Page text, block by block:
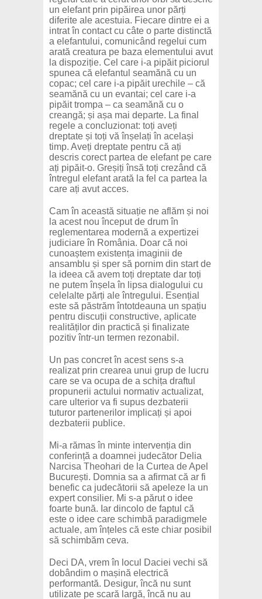
un elefant prin pipăirea unor părți
diferite ale acestuia. Fiecare dintre ei a
intrat în contact cu câte o parte distinctă
a elefantului, comunicând regelui cum
arată creatura pe baza elementului avut
la dispoziție. Cel care i-a pipăit piciorul
spunea că elefantul seamănă cu un
copac; cel care i-a pipăit urechile – că
seamănă cu un evantai; cel care i-a
pipăit trompa – ca seamănă cu o
creangă; și așa mai departe. La final
regele a concluzionat: toți aveți
dreptate și toți vă înșelați în același
timp. Aveți dreptate pentru că ați
descris corect partea de elefant pe care
ați pipăit-o. Greșiți însă toți crezând că
întregul elefant arată la fel ca partea la
care ați avut acces.
Cam în această situație ne aflăm și noi
la acest nou început de drum în
reglementarea modernă a expertizei
judiciare în România. Doar că noi
cunoaștem existența imaginii de
ansamblu și sper să pornim din start de
la ideea că avem toți dreptate dar toți
ne putem înșela în lipsa dialogului cu
celelalte părți ale întregului. Esențial
este să păstrăm întotdeauna un spațiu
pentru discuții constructive, aplicate
realităților din practică și finalizate
pozitiv într-un termen rezonabil.
Un pas concret în acest sens s-a
realizat prin crearea unui grup de lucru
care se va ocupa de a schița draftul
propunerii actului normativ actualizat,
care ulterior va fi supus dezbaterii
tuturor partenerilor implicați și apoi
dezbaterii publice.
Mi-a rămas în minte intervenția din
conferință a doamnei judecător Delia
Narcisa Theohari de la Curtea de Apel
București. Domnia sa a afirmat că ar fi
benefic ca judecătorii să apeleze la un
expert consilier. Mi s-a părut o idee
foarte bună. Iar dincolo de faptul că
este o idee care schimbă paradigmele
actuale, am înțeles că este chiar posibil
să schimbăm ceva.
Deci DA, vrem în locul Daciei vechi să
dobândim o mașină electrică
performantă. Desigur, încă nu sunt
utilizate pe scară largă, încă nu au